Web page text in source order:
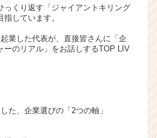
っくり返す「ジャイアントキリング
指しています。
業した代表が、直接皆さんに「企
ーのリアル」をお話しするTOP LIV
た、企業選びの「2つの軸」